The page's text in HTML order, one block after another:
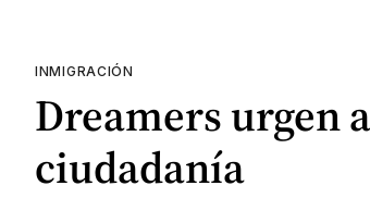
INMIGRACIÓN
Dreamers urgen
ciudadanía